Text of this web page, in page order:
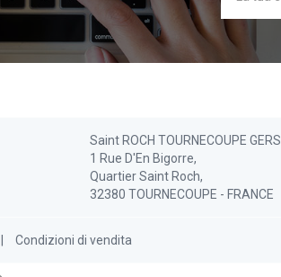
Saint ROCH TOURNECOUPE GERS
1 Rue D'En Bigorre,
Quartier Saint Roch,
32380 TOURNECOUPE - FRANCE
Condizioni di vendita